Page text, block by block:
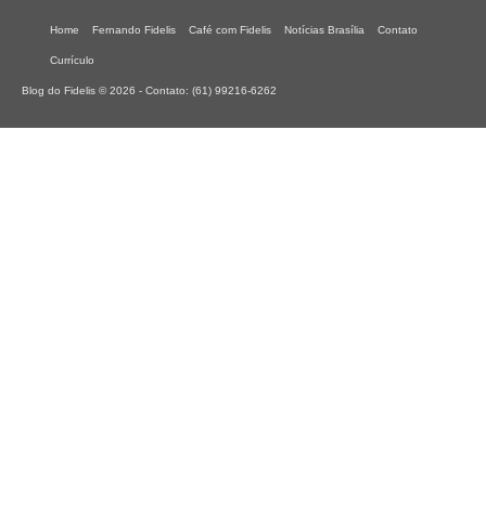
Home Fernando Fidelis Café com Fidelis Notícias Brasília Contato
Currículo
Blog do Fidelis © 2026 - Contato: (61) 99216-6262